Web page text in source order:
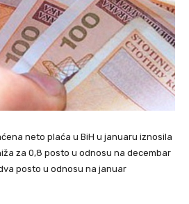
neto plaća u BiH u januaru iznosila
za 0,8 posto u odnosu na decembar
posto u odnosu na januar